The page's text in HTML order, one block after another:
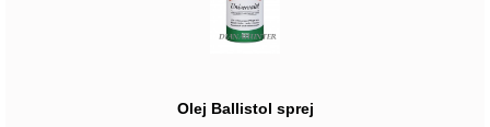
Olej Ballistol sprej